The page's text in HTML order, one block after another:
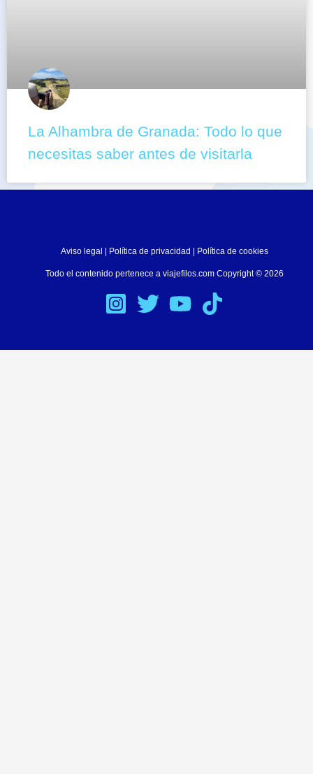
La Alhambra de Granada: Todo lo que
necesitas saber antes de visitarla
Aviso legal Política de privacidad Política de cookies
Todo el contenido pertenece a viajefilos.com Copyright © 2026